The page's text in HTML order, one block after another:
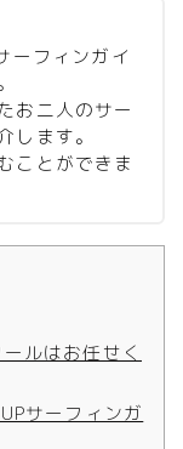
ーフィンガイ
お二人のサー
します。
ことができま
ルはお任せく
サーフィンガ